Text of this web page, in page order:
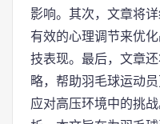
影响。其次，文章将
有效的心理调节来优
技表现。最后，文章
略，帮助羽毛球运动
应对高压环境中的挑